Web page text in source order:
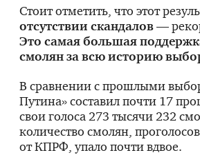
Стоит отметить, что этот
отсутствии скандалов—
Это самая большая
смолян за всю историю
В сравнении с прошлыми
Путина» составил почти 17
свои голоса 273 тысячи 232
количество смолян,
от КПРФ, упало почти вдвое.